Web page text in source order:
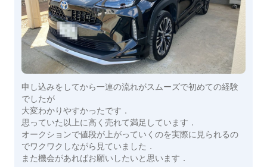
申し込みをしてから一連の流れがスムーズで初めての経験
でしたが
大変わかりやすかったです．
思っていた以上に高く売れて満足しています．
オークションで値段が上がっていくのを実際に見られるの
でワクワクしながら見ていました．
また機会があればお願いしたいと思います．